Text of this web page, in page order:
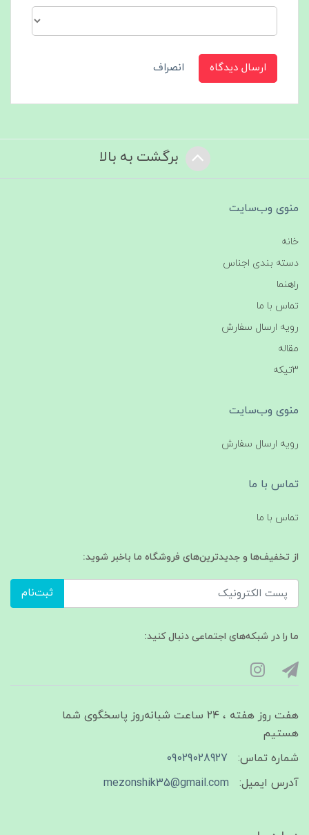
ارسال دیدگاه انصراف
برگشت به بالا
منوی وب‌سایت
خانه
دسته بندی اجناس
راهنما
تماس با ما
رویه ارسال سفارش
مقاله
3تیکه
منوی وب‌سایت
رویه ارسال سفارش
تماس با ما
تماس با ما
از تخفیف‌ها و جدیدترین‌های فروشگاه ما باخبر شوید:
ثبت‌نام
ما را در شبکه‌های اجتماعی دنبال کنید:
هفت روز هفته ، ۲۴ ساعت شبانه‌روز پاسخگوی شما
هستیم
شماره تماس:
09029028927
آدرس ایمیل:
mezonshik35@gmail.com